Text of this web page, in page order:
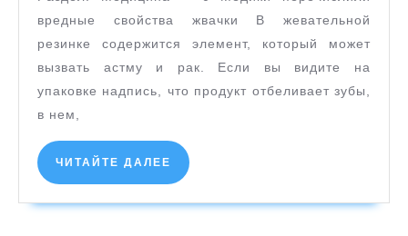
жвачки
вредные свойства жвачки В жевательной
резинке содержится элемент, который может
вызвать астму и рак. Если вы видите на
упаковке надпись, что продукт отбеливает зубы,
в нем,
ЧИТАЙТЕ ДАЛЕЕ ЧИТАЙТЕ
ДАЛЕЕ